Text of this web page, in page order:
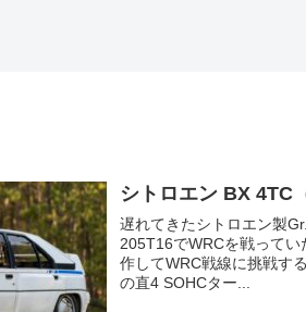
シトロエン BX 4TC
遅れてきたシトロエン製Gr.Bラリーカー PSA
205T16でWRCを戦って
作してWRC戦線に挑戦す
の直4 SOHCター...